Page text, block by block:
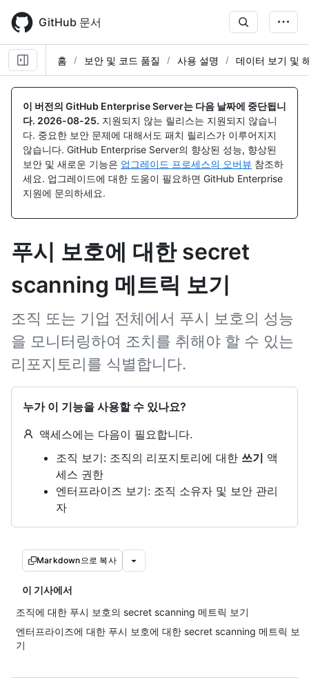
main
content
GitHub 문서
홈 보안 및 코드 품질 사용 설명 데이터 보기 및
이 버전의 GitHub Enterprise Server는 다음 날짜에 중단됩니
다. 2026-08-25. 지원되지 않는 릴리스는 지원되지 않습니
다. 중요한 보안 문제에 대해서도 패치 릴리스가 이루어지지
않습니다. GitHub Enterprise Server의 향상된 성능, 향상된
보안 및 새로운 기능은 업그레이드 프로세스의 오버뷰 참조하
세요. 업그레이드에 대한 도움이 필요하면 GitHub Enterprise
지원에 문의하세요.
푸시 보호에 대한 secret
scanning 메트릭 보기
조직 또는 기업 전체에서 푸시 보호의 성능
을 모니터링하여 조치를 취해야 할 수 있는
리포지토리를 식별합니다.
누가 이 기능을 사용할 수 있나요?
액세스에는 다음이 필요합니다.
조직 보기: 조직의 리포지토리에 대한 쓰기 액
세스 권한
엔터프라이즈 보기: 조직 소유자 및 보안 관리
자
Markdown으로 복사
이 기사에서
조직에 대한 푸시 보호의 secret scanning 메트릭 보기
엔터프라이즈에 대한 푸시 보호에 대한 secret scanning 메트릭 보
기